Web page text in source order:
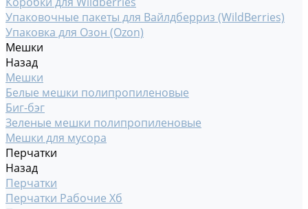
Упаковочные пакеты для Вайлдберриз (WildBerries)
Упаковка для Озон (Ozon)
Мешки
Назад
Мешки
Белые мешки полипропиленовые
Биг-бэг
Зеленые мешки полипропиленовые
Мешки для мусора
Перчатки
Назад
Перчатки
Перчатки Рабочие Хб